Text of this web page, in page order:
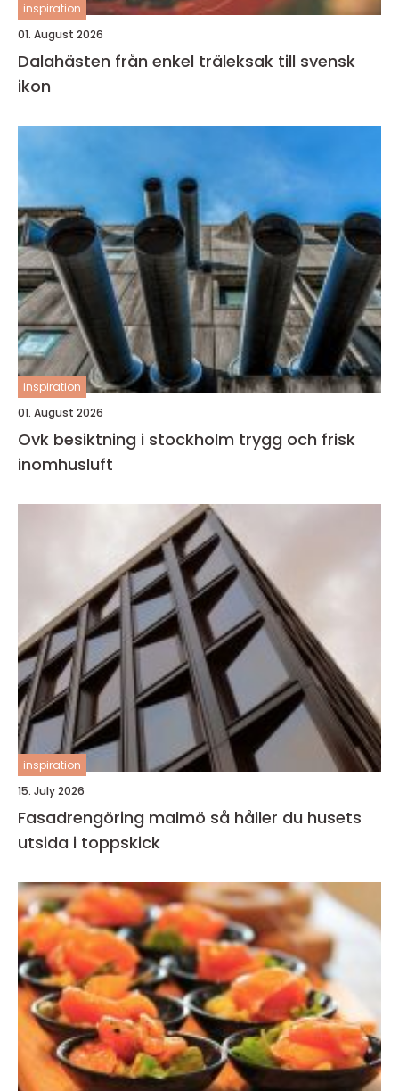
inspiration
01. August 2026
Dalahästen från enkel träleksak till svensk
ikon
inspiration
01. August 2026
Ovk besiktning i stockholm trygg och frisk
inomhusluft
inspiration
15. July 2026
Fasadrengöring malmö så håller du husets
utsida i toppskick